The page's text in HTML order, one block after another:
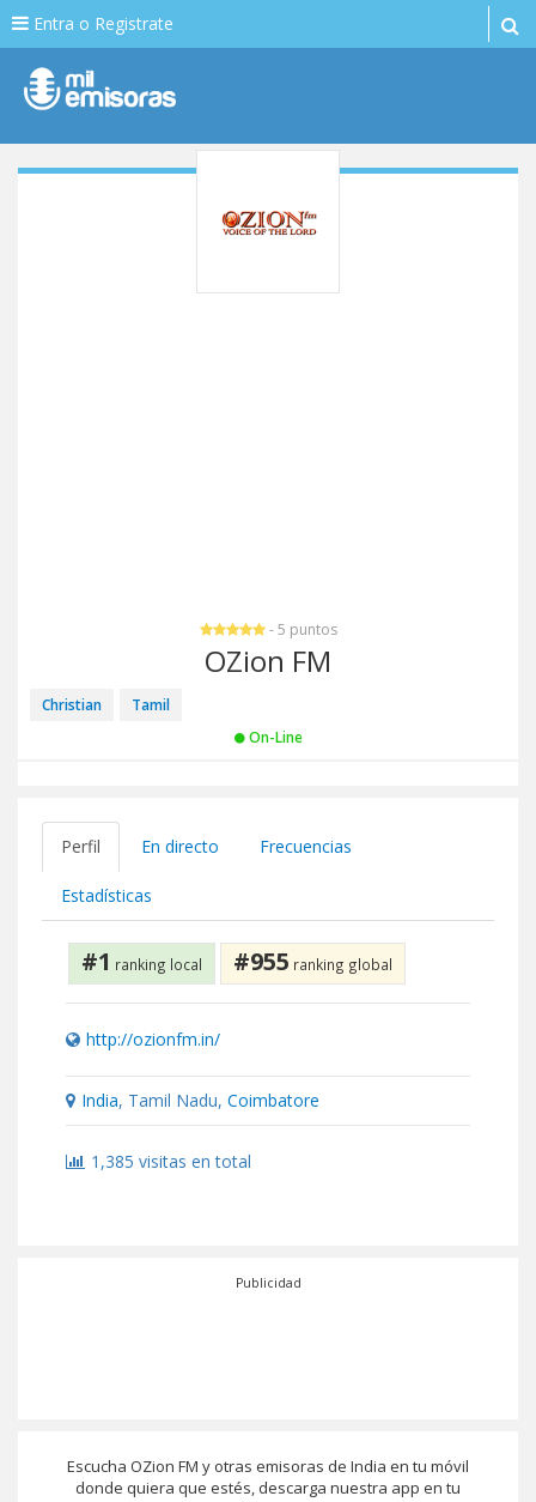
Entra o Registrate
- 5 puntos
OZion FM
Christian
Tamil
On-Line
Perfil En directo Frecuencias
Estadísticas
#1 ranking local #955 ranking global
http://ozionfm.in/
India, Tamil Nadu, Coimbatore
1,385 visitas en total
Publicidad
Escucha OZion FM y otras emisoras de India en tu móvil
donde quiera que estés, descarga nuestra app en tu